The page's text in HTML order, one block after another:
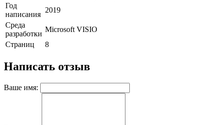
Год
написания
2019
Среда
разработки
Microsoft VISIO
Страниц
8
Написать отзыв
Ваше имя: